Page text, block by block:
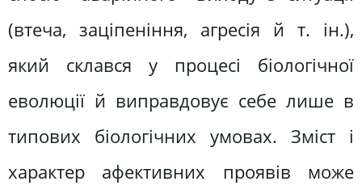
(втеча, заціпеніння, агресія й т. ін.),
який склався у процесі біологічної
еволюції й виправдовує себе лише в
типових біологічних умовах. Зміст і
характер афективних проявів може